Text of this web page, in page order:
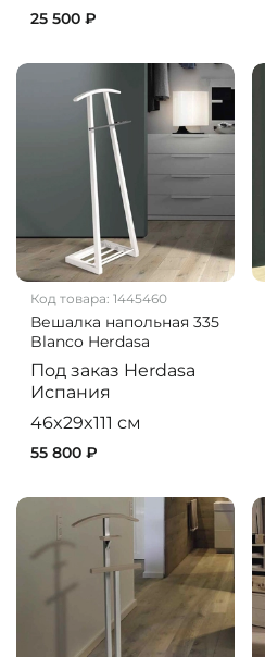
25 500 ₽
Код товара: 1445460
Вешалка напольная 335
Blanco Herdasa
Под заказ Herdasa
Испания
46x29x111 см
55 800 ₽